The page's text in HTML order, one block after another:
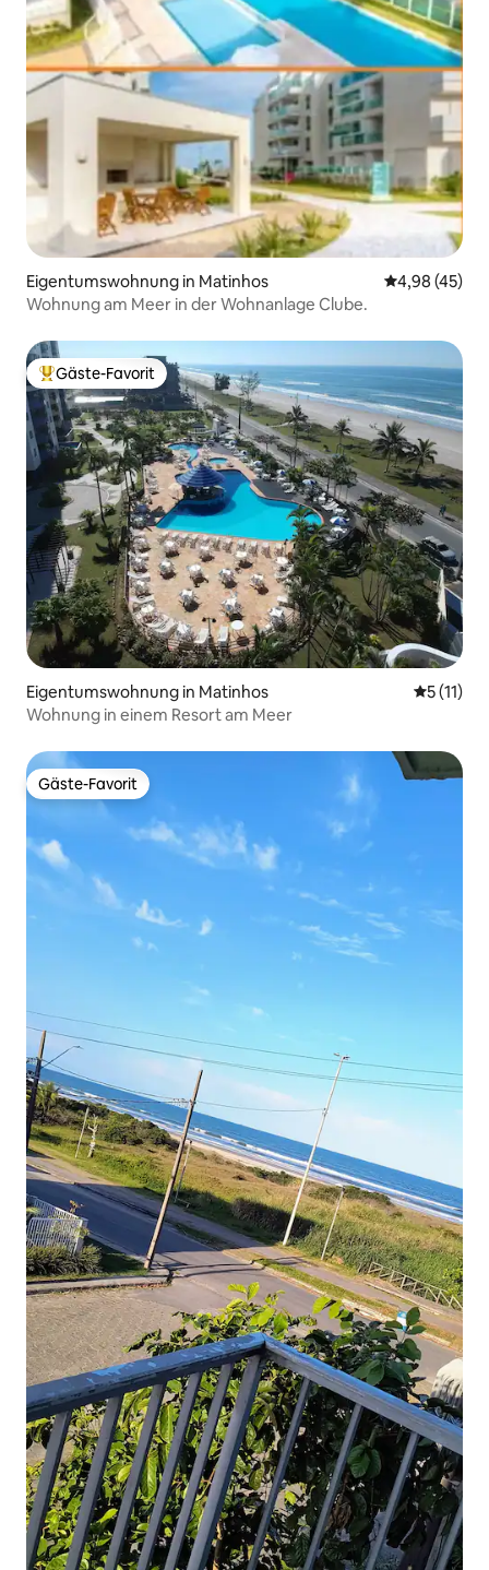
Eigentumswohnung in Matinhos
4,98 (45)
Wohnung am Meer in der Wohnanlage Clube.
Beliebter Gäste-Favorit.
Gäste-Favorit
Eigentumswohnung in Matinhos
5 (11)
Wohnung in einem Resort am Meer
Gäste-Favorit
Gäste-Favorit